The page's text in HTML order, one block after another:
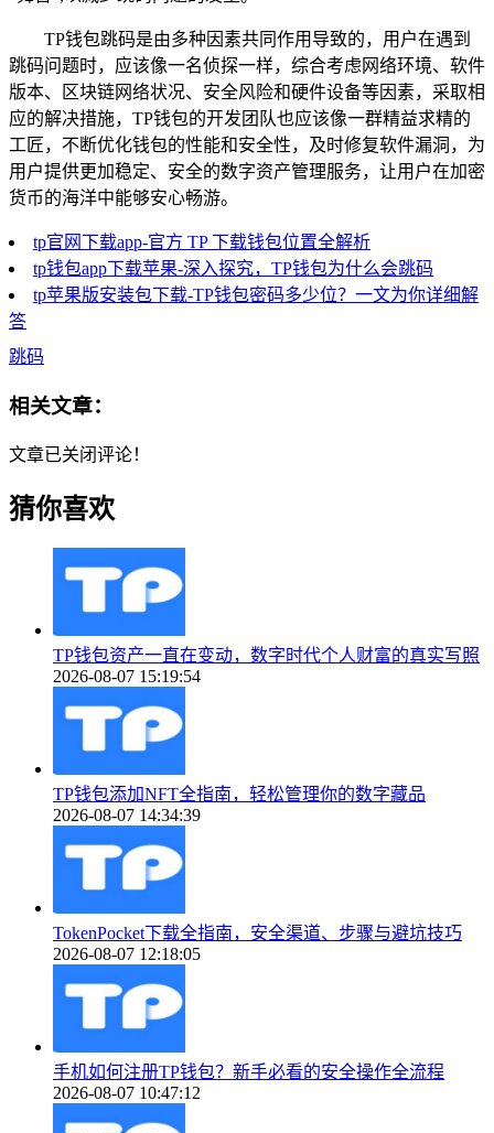
TP钱包跳码是由多种因素共同作用导致的，用户在遇到
跳码问题时，应该像一名侦探一样，综合考虑网络环境、软件
版本、区块链网络状况、安全风险和硬件设备等因素，采取相
应的解决措施，TP钱包的开发团队也应该像一群精益求精的
工匠，不断优化钱包的性能和安全性，及时修复软件漏洞，为
用户提供更加稳定、安全的数字资产管理服务，让用户在加密
货币的海洋中能够安心畅游。
tp官网下载app-官方 TP 下载钱包位置全解析
tp钱包app下载苹果-深入探究，TP钱包为什么会跳码
tp苹果版安装包下载-TP钱包密码多少位？一文为你详细解
答
跳码
相关文章：
文章已关闭评论！
猜你喜欢
TP钱包资产一直在变动，数字时代个人财富的真实写照
2026-08-07 15:19:54
TP钱包添加NFT全指南，轻松管理你的数字藏品
2026-08-07 14:34:39
TokenPocket下载全指南，安全渠道、步骤与避坑技巧
2026-08-07 12:18:05
手机如何注册TP钱包？新手必看的安全操作全流程
2026-08-07 10:47:12